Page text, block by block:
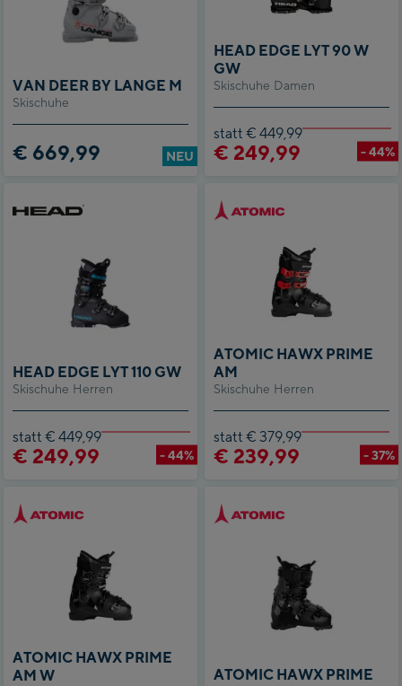
Skischuhe
VAN DEER BY LANGE M
€ 669,99 NEU
Skischuhe Damen
HEAD EDGE LYT 90 W
GW
statt € 449,99
€ 249,99 - 44%
Skischuhe Herren
HEAD EDGE LYT 110 GW
statt € 449,99
€ 249,99 - 44%
Skischuhe Herren
ATOMIC HAWX PRIME
AM
statt € 379,99
€ 239,99 - 37%
ATOMIC HAWX PRIME
AM W
ATOMIC HAWX PRIME